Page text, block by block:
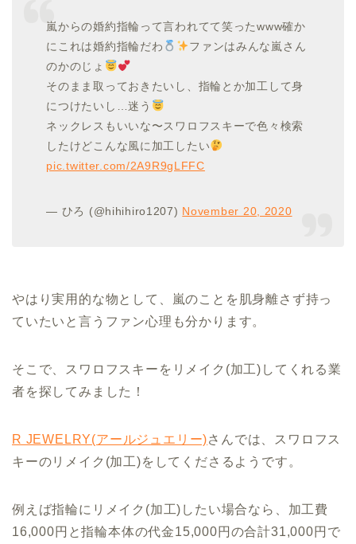
嵐からの婚約指輪って言われてて笑ったwww確か
にこれは婚約指輪だわ
ファンはみんな嵐さん
のかのじょ
そのまま取っておきたいし、指輪とか加工して身
につけたいし…迷う
ネックレスもいいな〜スワロフスキーで色々検索
したけどこんな風に加工したい
pic.twitter.com/2A9R9gLFFC
— ひろ (@hihihiro1207) November 20, 2020
やはり実用的な物として、嵐のことを肌身離さず持っ
ていたいと言うファン心理も分かります。
そこで、スワロフスキーをリメイク(加工)してくれる業
者を探してみました！
R JEWELRY(アールジュエリー)さんでは、スワロフス
キーのリメイク(加工)をしてくださるようです。
例えば指輪にリメイク(加工)したい場合なら、加工費
16,000円と指輪本体の代金15,000円の合計31,000円で